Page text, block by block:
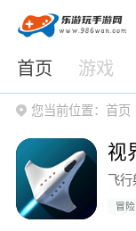
首页 游戏
您当前位置： 首页
视
飞行
冒险